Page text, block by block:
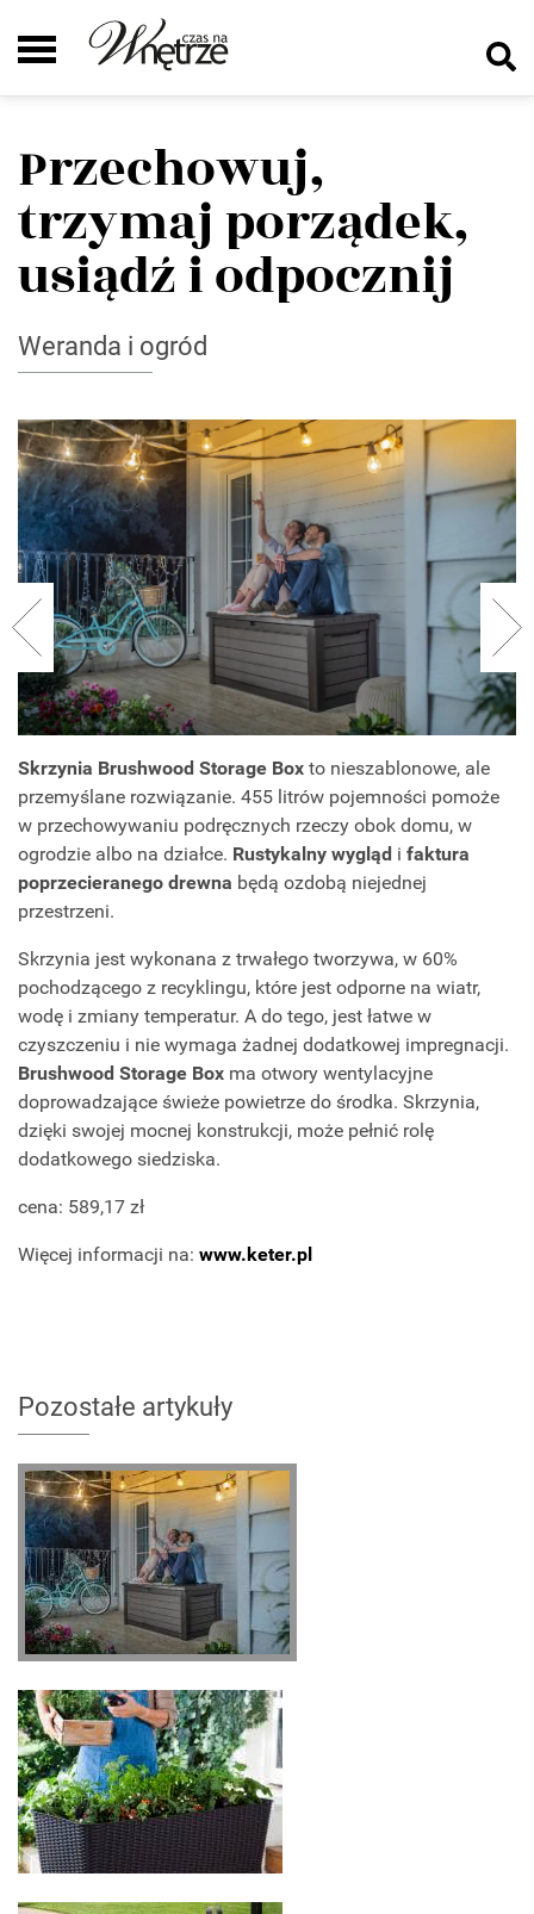
Przechowuj,
trzymaj porządek,
usiądź i odpocznij
Weranda i ogród
Skrzynia Brushwood Storage Box to nieszablonowe, ale
przemyślane rozwiązanie. 455 litrów pojemności pomoże
w przechowywaniu podręcznych rzeczy obok domu, w
ogrodzie albo na działce. Rustykalny wygląd i faktura
poprzecieranego drewna będą ozdobą niejednej
przestrzeni.
Skrzynia jest wykonana z trwałego tworzywa, w 60%
pochodzącego z recyklingu, które jest odporne na wiatr,
wodę i zmiany temperatur. A do tego, jest łatwe w
czyszczeniu i nie wymaga żadnej dodatkowej impregnacji.
Brushwood Storage Box ma otwory wentylacyjne
doprowadzające świeże powietrze do środka. Skrzynia,
dzięki swojej mocnej konstrukcji, może pełnić rolę
dodatkowego siedziska.
cena: 589,17 zł
Więcej informacji na: www.keter.pl
Pozostałe artykuły